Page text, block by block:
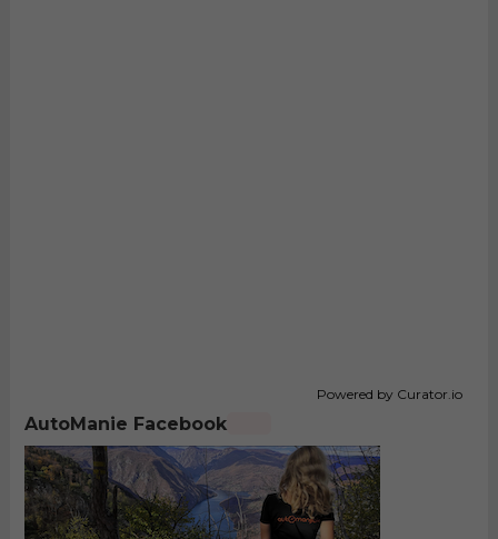
Powered by Curator.io
AutoManie Facebook